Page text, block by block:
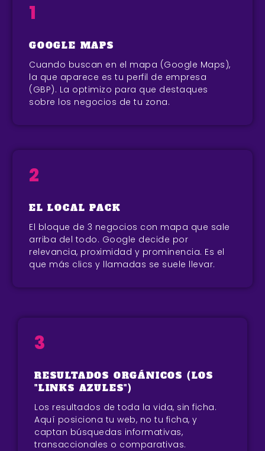
1
GOOGLE MAPS
Cuando buscan en el mapa (Google Maps),
la que aparece es tu perfil de empresa
(GBP). La optimizo para que destaques
sobre los negocios de tu zona.
2
EL LOCAL PACK
El bloque de 3 negocios con mapa que sale
arriba del todo. Google decide por
relevancia, proximidad y prominencia. Es el
que más clics y llamadas se suele llevar.
3
RESULTADOS ORGÁNICOS (LOS
"LINKS AZULES")
Los resultados de toda la vida, sin ficha.
Aquí posiciona tu web, no tu ficha, y
captan búsquedas informativas,
transaccionales o comparativas.